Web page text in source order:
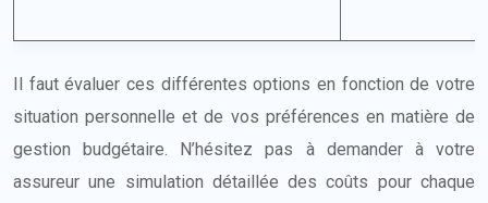
Il faut évaluer ces différentes options en fonction de votre
situation personnelle et de vos préférences en matière de
gestion budgétaire. N’hésitez pas à demander à votre
assureur une simulation détaillée des coûts pour chaque